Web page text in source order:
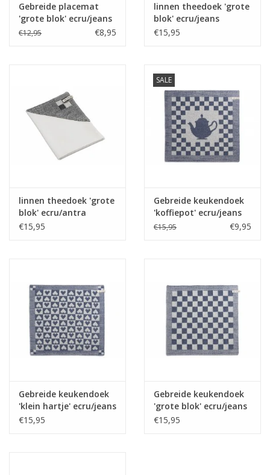
Gebreide placemat
'grote blok' ecru/jeans
€12,95 €8,95
linnen theedoek 'grote
blok' ecru/jeans
€15,95
linnen theedoek 'grote
blok' ecru/antra
€15,95
SALE
Gebreide keukendoek
'koffiepot' ecru/jeans
€15,95 €9,95
Gebreide keukendoek
'klein hartje' ecru/jeans
€15,95
Gebreide keukendoek
'grote blok' ecru/jeans
€15,95